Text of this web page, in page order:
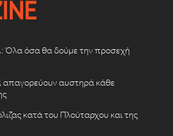
όσα θα δούμε την προσεχή
απαγορεύουν αυστηρά κάθε
κατά του Πλούταρχου και της